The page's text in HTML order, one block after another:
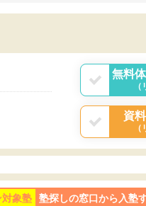
無料
資
対象塾 塾探しの窓口から入塾